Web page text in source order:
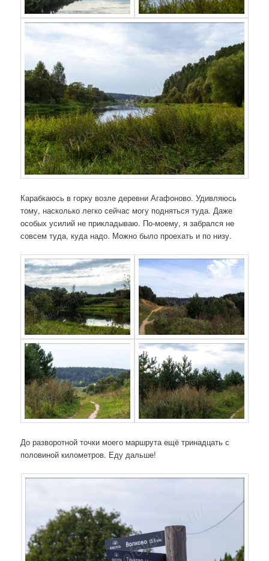
Карабкаюсь в горку возле деревни Агафоново. Удивляюсь
тому, насколько легко сейчас могу подняться туда. Даже
особых усилий не прикладываю. По-моему, я забрался не
совсем туда, куда надо. Можно было проехать и по низу.
До разворотной точки моего маршрута ещё тринадцать с
половиной километров. Еду дальше!